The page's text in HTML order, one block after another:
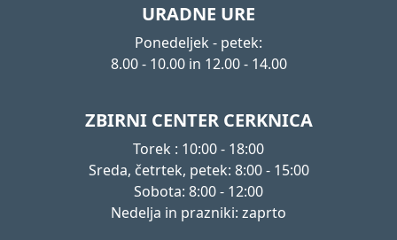
URADNE URE
Ponedeljek - petek:
8.00 - 10.00 in 12.00 - 14.00
ZBIRNI CENTER CERKNICA
Torek : 10:00 - 18:00
Sreda, četrtek, petek: 8:00 - 15:00
Sobota: 8:00 - 12:00
Nedelja in prazniki: zaprto